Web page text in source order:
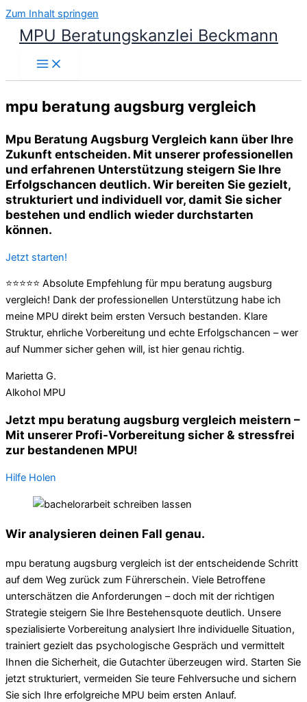
Zum Inhalt springen
MPU Beratungskanzlei Beckmann
mpu beratung augsburg vergleich
Mpu Beratung Augsburg Vergleich kann über Ihre
Zukunft entscheiden. Mit unserer professionellen
und erfahrenen Unterstützung steigern Sie Ihre
Erfolgschancen deutlich. Wir bereiten Sie gezielt,
strukturiert und individuell vor, damit Sie sicher
bestehen und endlich wieder durchstarten
können.
Jetzt starten!
⭐⭐⭐⭐⭐ Absolute Empfehlung für mpu beratung augsburg
vergleich! Dank der professionellen Unterstützung habe ich
meine MPU direkt beim ersten Versuch bestanden. Klare
Struktur, ehrliche Vorbereitung und echte Erfolgschancen – wer
auf Nummer sicher gehen will, ist hier genau richtig.
Marietta G.
Alkohol MPU
Jetzt mpu beratung augsburg vergleich meistern –
Mit unserer Profi-Vorbereitung sicher & stressfrei
zur bestandenen MPU!
Hilfe Holen
Wir analysieren deinen Fall genau.
mpu beratung augsburg vergleich ist der entscheidende Schritt
auf dem Weg zurück zum Führerschein. Viele Betroffene
unterschätzen die Anforderungen – doch mit der richtigen
Strategie steigern Sie Ihre Bestehensquote deutlich. Unsere
spezialisierte Vorbereitung analysiert Ihre individuelle Situation,
trainiert gezielt das psychologische Gespräch und vermittelt
Ihnen die Sicherheit, die Gutachter überzeugen wird. Starten Sie
jetzt strukturiert, vermeiden Sie teure Fehlversuche und sichern
Sie sich Ihre erfolgreiche MPU beim ersten Anlauf.